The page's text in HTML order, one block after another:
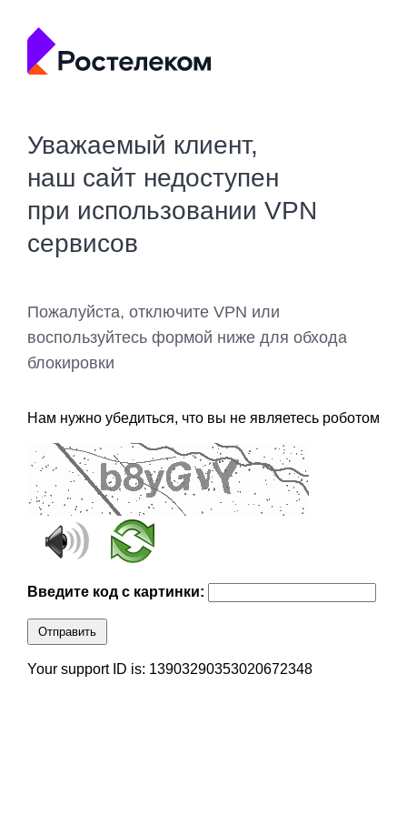
Уважаемый клиент,
наш сайт недоступен
при использовании VPN
сервисов
Пожалуйста, отключите VPN или
воспользуйтесь формой ниже для обхода
блокировки
Нам нужно убедиться, что вы не являетесь роботом
Введите код с картинки:
Отправить
Your support ID is: 13903290353020672348